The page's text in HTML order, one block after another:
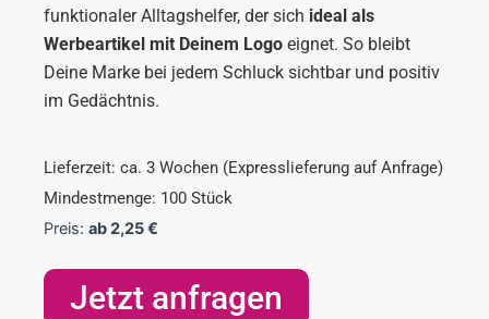
funktionaler Alltagshelfer, der sich ideal als
Werbeartikel mit Deinem Logo eignet. So bleibt
Deine Marke bei jedem Schluck sichtbar und positiv
im Gedächtnis.
Lieferzeit: ca. 3 Wochen (Expresslieferung auf Anfrage)
Mindestmenge: 100 Stück
Preis: ab2,25€
Jetzt anfragen